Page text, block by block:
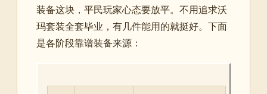
装备这块，平民玩家心态要放平。不用追求沃
玛套装全套毕业，有几件能用的就挺好。下面
是各阶段靠谱装备来源：